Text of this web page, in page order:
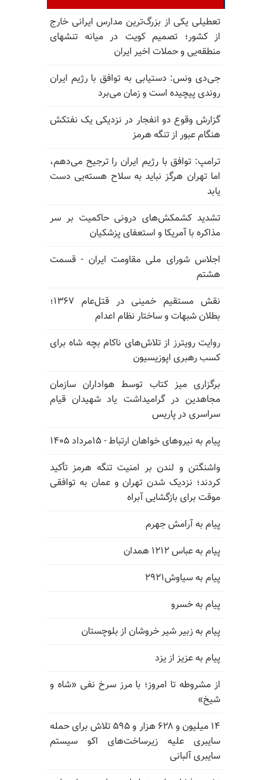
تعطیلی یکی از بزرگ‌ترین مدارس ایرانی خارج
از کشور؛ تصمیم کویت در میانه تنشهای
منطقه‌یی و حملات اخیر ایران
جی‌دی ونس: دستیابی به توافق با رژیم ایران
روندی پیچیده است و زمان می‌برد
گزارش وقوع دو انفجار در نزدیکی یک نفتکش
هنگام عبور از تنگه هرمز
ترامپ: توافق با رژیم ایران را ترجیح می‌دهم،
اما تهران هرگز نباید به سلاح هسته‌یی دست
یابد
تشدید کشمکش‌های درونی حاکمیت بر سر
مذاکره با آمریکا و استعفای پزشکیان
اجلاس شورای ملی مقاومت ایران - قسمت
هشتم
نقش مستقیم خمینی در قتل‌عام ۱۳۶۷؛
بطلان شبهات و ساختار نظام اعدام
روایت رویترز از تلاش‌های ناکام بچه شاه برای
کسب رهبری اپوزیسیون
برگزاری میز کتاب توسط هواداران سازمان
مجاهدین در گرامیداشت یاد شهیدان قیام
سراسری در پاریس
پیام به نیروهای خواهان ارتباط - ۱۵مرداد ۱۴۰۵
واشنگتن و لندن بر امنیت تنگه هرمز تأکید
کردند؛ نزدیک شدن تهران و عمان به توافقی
موقت برای بازگشایی آبراه
پیام به آرامش جهرم
پیام به عباس ۱۲۱۲ همدان
پیام به سیاوش۲۹۲۱
پیام به خسرو
پیام به زبیر شیر خروشان از بلوچستان
پیام به عزیز از یزد
از مشروطه تا امروز؛ با مرز سرخ نفی «شاه و
شیخ»
۱۴ میلیون و ۶۲۸ هزار و ۵۹۵ تلاش برای حمله
سایبری علیه زیرساخت‌های اکو سیستم
سایبری آلبانی